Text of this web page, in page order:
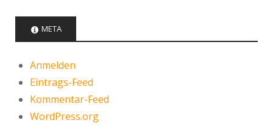
META
Anmelden
Eintrags-Feed
Kommentar-Feed
WordPress.org